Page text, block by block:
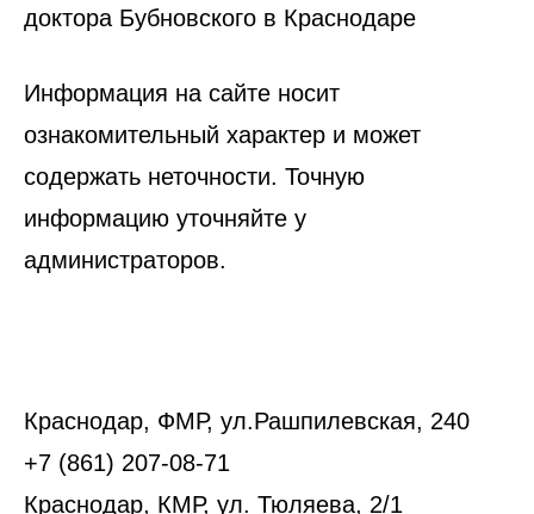
доктора Бубновского в Краснодаре
Информация на сайте носит
ознакомительный характер и может
содержать неточности. Точную
информацию уточняйте у
администраторов.
Краснодар, ФМР, ул.Рашпилевская, 240
+7 (861) 207-08-71
Краснодар, КМР, ул. Тюляева, 2/1